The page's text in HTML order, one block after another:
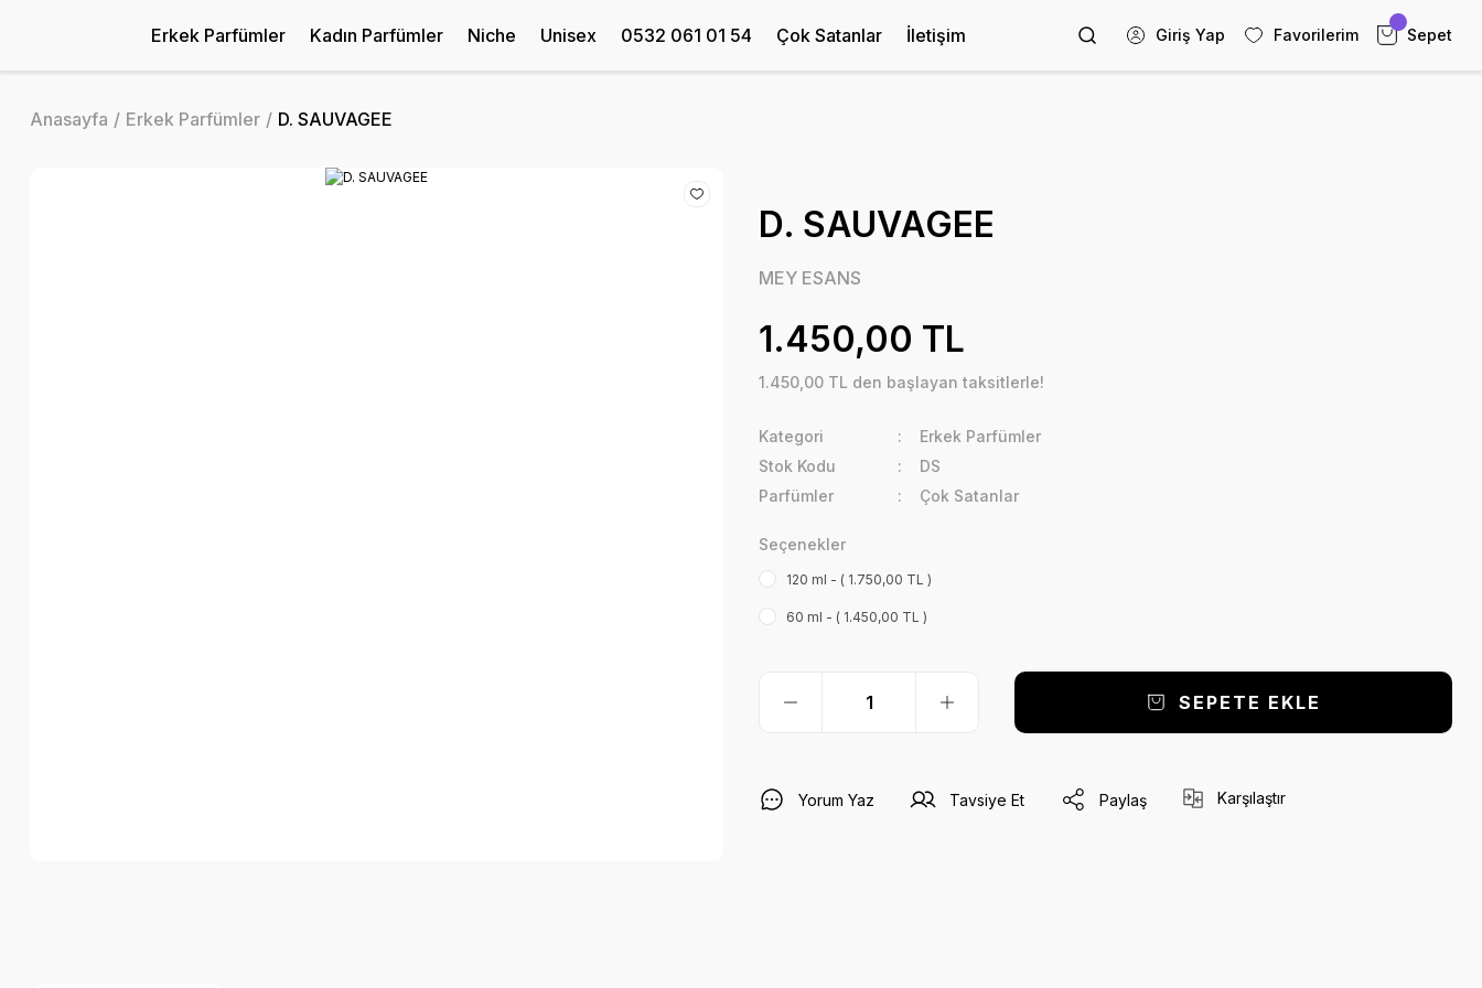
Erkek Parfümler Kadın Parfümler Niche Unisex 0532 061 01 54 Çok Satanlar İletişim Giriş Yap Favorilerim Sepet
Anasayfa Erkek Parfümler D. SAUVAGEE
D. SAUVAGEE
MEY ESANS
1.450,00 TL
1.450,00 TL den başlayan taksitlerle!
Kategori
Erkek Parfümler
Stok Kodu
DS
Parfümler
Çok Satanlar
Seçenekler
120 ml - ( 1.750,00 TL )
60 ml - ( 1.450,00 TL )
SEPETE EKLE
Yorum Yaz Tavsiye Et Paylaş Karşılaştır